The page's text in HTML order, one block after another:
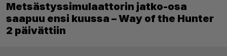
Metsästyssimulaattorin jatko-osa
saapuu ensi kuussa – Way of the Hunter
2 päivättiin